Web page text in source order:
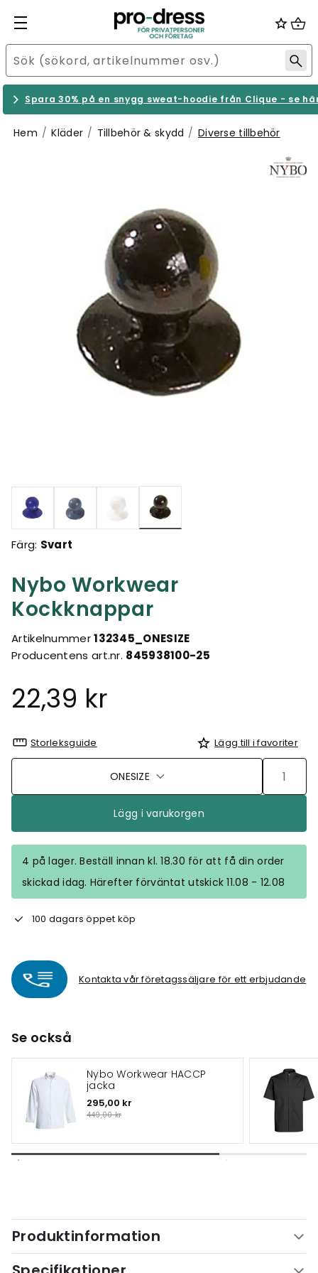
Spara 30% på en snygg sweat-hoodie från Clique - se
Hem Kläder Tillbehör & skydd Diverse tillbehör
Nybo Workwear
Kockknappar
Artikelnummer132345_ONESIZE
Producentens art.nr. 845938100-25
22,39 kr
Valda
Färg: Svart
Storleksguide Lägg till i favoriter
ONESIZE
Lägg i varukorgen
4 på lager. Beställ innan kl. 18.30 för att få din order
skickad idag. Härefter förväntat utskick 11.08 - 12.08
100 dagars öppet köp
Kontakta vår företagssäljare för ett erbjudande
Se också
Nybo Workwear HACCP
jacka
295,00 kr
449,00 kr
Produktinformation